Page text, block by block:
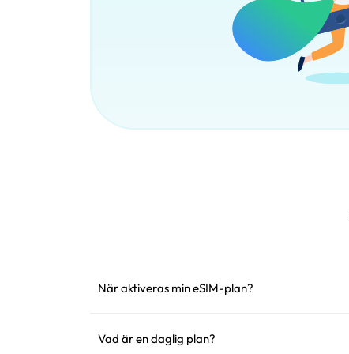
När aktiveras min eSIM-plan?
installera den före avresa.
Vad är en daglig plan?